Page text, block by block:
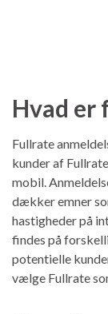
Hvad er
Fullrate
kunder af
mobil.
dækker emner
hastigheder på
findes på
potentielle
vælge Fullrate